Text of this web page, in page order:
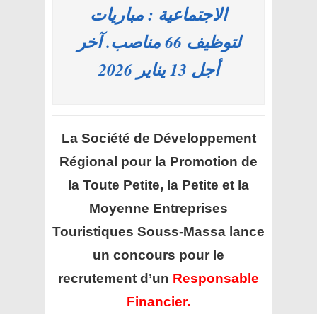
الاجتماعية : مباريات
لتوظيف 66 مناصب. آخر
أجل 13 يناير 2026
La Société de Développement
Régional pour la Promotion de
la Toute Petite, la Petite et la
Moyenne Entreprises
Touristiques Souss-Massa lance
un concours pour le
recrutement d’un Responsable
Financier.